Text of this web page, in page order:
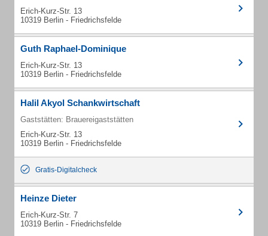
Erich-Kurz-Str. 13
10319 Berlin - Friedrichsfelde
Guth Raphael-Dominique
Erich-Kurz-Str. 13
10319 Berlin - Friedrichsfelde
Halil Akyol Schankwirtschaft
Gaststätten: Brauereigaststätten
Erich-Kurz-Str. 13
10319 Berlin - Friedrichsfelde
Gratis-Digitalcheck
Heinze Dieter
Erich-Kurz-Str. 7
10319 Berlin - Friedrichsfelde